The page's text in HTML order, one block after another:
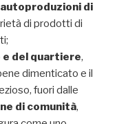
di
di prodotti di
e del quartiere,
dimenticato e il
fuori dalle
di comunità,